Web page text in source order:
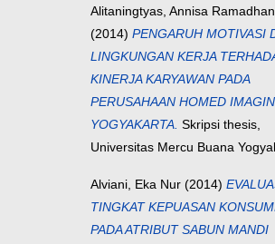
Alitaningtyas, Annisa
(2014) PENGARUH MOTIVASI
LINGKUNGAN KERJA
KINERJA KARYAWAN PADA
PERUSAHAAN HOMED
YOGYAKARTA. Skripsi thesis,
Universitas Mercu Buana
Alviani, Eka Nur (2014)
TINGKAT KEPUASAN
PADA ATRIBUT SABUN MANDI